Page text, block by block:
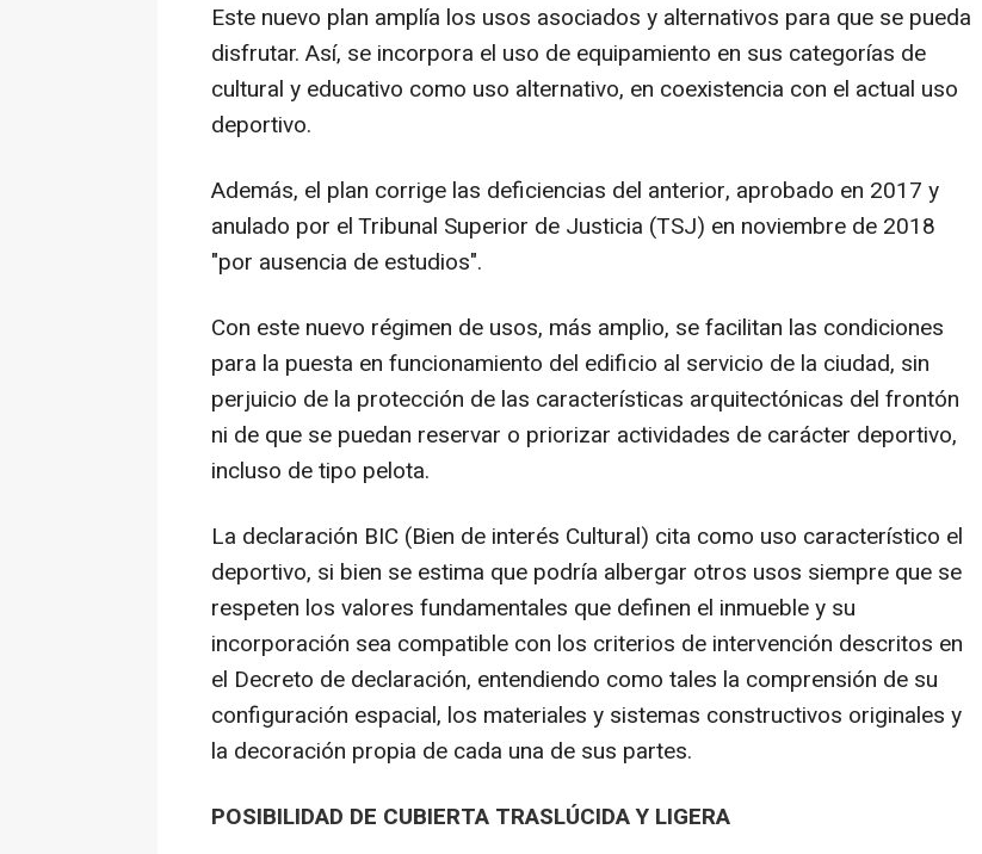
Este nuevo plan amplía los usos asociados y alternativos para que se pueda
disfrutar. Así, se incorpora el uso de equipamiento en sus categorías de
cultural y educativo como uso alternativo, en coexistencia con el actual uso
deportivo.
Además, el plan corrige las deficiencias del anterior, aprobado en 2017 y
anulado por el Tribunal Superior de Justicia (TSJ) en noviembre de 2018
"por ausencia de estudios".
Con este nuevo régimen de usos, más amplio, se facilitan las condiciones
para la puesta en funcionamiento del edificio al servicio de la ciudad, sin
perjuicio de la protección de las características arquitectónicas del frontón
ni de que se puedan reservar o priorizar actividades de carácter deportivo,
incluso de tipo pelota.
La declaración BIC (Bien de interés Cultural) cita como uso característico el
deportivo, si bien se estima que podría albergar otros usos siempre que se
respeten los valores fundamentales que definen el inmueble y su
incorporación sea compatible con los criterios de intervención descritos en
el Decreto de declaración, entendiendo como tales la comprensión de su
configuración espacial, los materiales y sistemas constructivos originales y
la decoración propia de cada una de sus partes.
POSIBILIDAD DE CUBIERTA TRASLÚCIDA Y LIGERA